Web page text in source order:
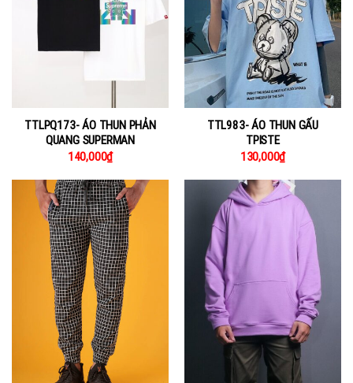
TTLPQ173- ÁO THUN PHẢN
QUANG SUPERMAN
140,000₫
TTL983- ÁO THUN GẤU
TPISTE
130,000₫